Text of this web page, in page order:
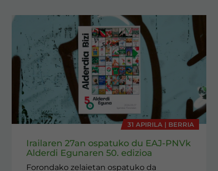
31 APIRILA | BERRIA
Irailaren 27an ospatuko du EAJ-PNVk
Alderdi Egunaren 50. edizioa
Forondako zelaietan ospatuko da